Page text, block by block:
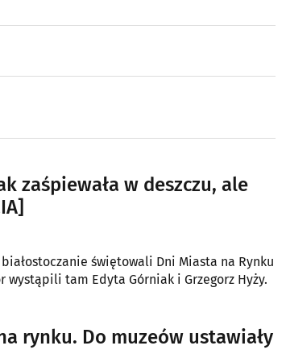
zaśpiewała w deszczu, ale
świętowali Dni Miasta na Rynku
wystąpili tam Edyta Górniak i Grzegorz Hyży.
rynku. Do muzeów ustawiały